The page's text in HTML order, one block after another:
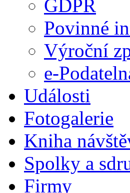
GDPR
Povinné
Výroční
e-
Události
Fotogalerie
Kniha
Spolky a
Firmy